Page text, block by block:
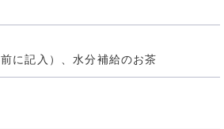
に記入）、水分補給のお茶